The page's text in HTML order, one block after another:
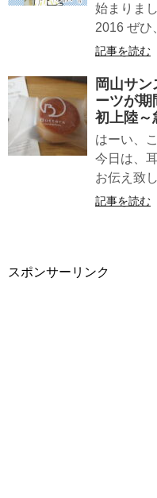
始まりま
2016 ぜひ
記事を読む
岡山サ
ーツが期
初上陸～
はーい、
今日は、
お伝え致
記事を読む
スポンサーリンク